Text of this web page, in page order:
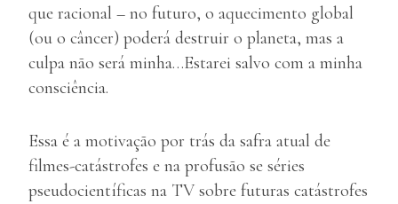
que racional – no futuro, o aquecimento global
(ou o câncer) poderá destruir o planeta, mas a
culpa não será minha…Estarei salvo com a minha
consciência.
Essa é a motivação por trás da safra atual de
filmes-catástrofes e na profusão se séries
pseudocientíficas na TV sobre futuras catástrofes